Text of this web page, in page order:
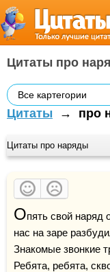
Цитаты про
Все картегории
Цитаты → про
Цитаты про наряды
Опять свой наряд
нас на заре
Знакомые звонкие
Ребята, ребята,